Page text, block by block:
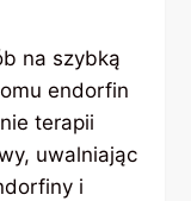
na szybką
endorfin
terapii
uwalniając
i